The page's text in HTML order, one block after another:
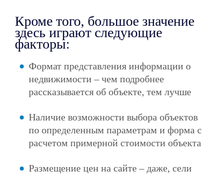
SMM
Кейсы
Реклама
Разработка сайтов
Компания
Кроме того, большое значение
здесь играют следующие
факторы:
Формат представления информации о
недвижимости – чем подробнее
рассказывается об объекте, тем лучше
Наличие возможности выбора объектов
по определенным параметрам и форма с
расчетом примерной стоимости объекта
Размещение цен на сайте – даже, сели